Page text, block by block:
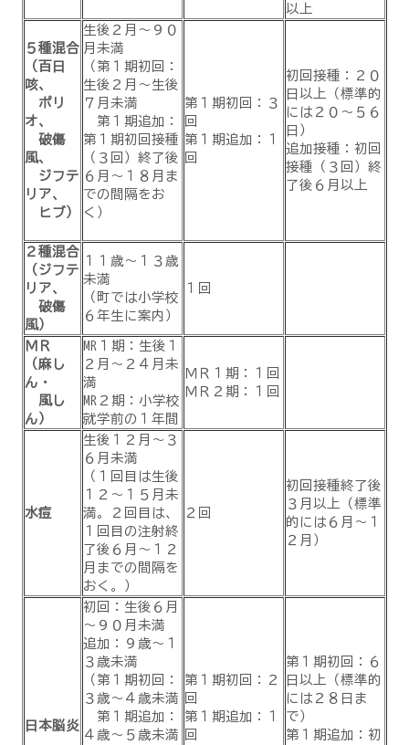
以上
５種混合
（百日
咳、
ポリ
オ、
破傷
風、
ジフテ
リア、
ヒブ）
生後２月～９０
月未満
（第１期初回：
生後２月～生後
７月未満
第１期追加：
第１期初回接種
（３回）終了後
６月～１８月ま
での間隔をお
く）
第１期初回：３
回
第１期追加：１
回
初回接種：２０
日以上（標準的
には２０～５６
日）
追加接種：初回
接種（３回）終
了後６月以上
２種混合
（ジフテ
リア、
破傷
風）
１１歳～１３歳
未満
（町では小学校
６年生に案内）
１回
ＭＲ
（麻し
ん・
風し
ん）
MR１期：生後１
２月～２４月未
満
MR２期：小学校
就学前の１年間
ＭＲ１期：１回
ＭＲ２期：１回
水痘
生後１２月～３
６月未満
（１回目は生後
１２～１５月未
満。２回目は、
１回目の注射終
了後６月～１２
月までの間隔を
おく。）
２回
初回接種終了後
３月以上（標準
的には６月～１
２月）
日本脳炎
初回：生後６月
～９０月未満
追加：９歳～１
３歳未満
（第１期初回：
３歳～４歳未満
第１期追加：
４歳～５歳未満
第１期初回：２
回
第１期追加：１
回
第１期初回：６
日以上（標準的
には２８日ま
で）
第１期追加：初